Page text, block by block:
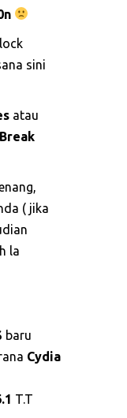
sini
atau
( jika
la
baru
Cydia
T.T